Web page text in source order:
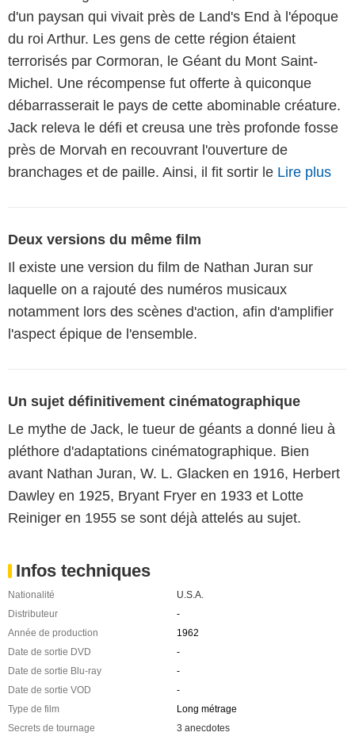
d'un paysan qui vivait près de Land's End à l'époque
du roi Arthur. Les gens de cette région étaient
terrorisés par Cormoran, le Géant du Mont Saint-
Michel. Une récompense fut offerte à quiconque
débarrasserait le pays de cette abominable créature.
Jack releva le défi et creusa une très profonde fosse
près de Morvah en recouvrant l'ouverture de
branchages et de paille. Ainsi, il fit sortir le Lire plus
Deux versions du même film
Il existe une version du film de Nathan Juran sur
laquelle on a rajouté des numéros musicaux
notamment lors des scènes d'action, afin d'amplifier
l'aspect épique de l'ensemble.
Un sujet définitivement cinématographique
Le mythe de Jack, le tueur de géants a donné lieu à
pléthore d'adaptations cinématographique. Bien
avant Nathan Juran, W. L. Glacken en 1916, Herbert
Dawley en 1925, Bryant Fryer en 1933 et Lotte
Reiniger en 1955 se sont déjà attelés au sujet.
Infos techniques
Nationalité
U.S.A.
Distributeur
-
Année de production
1962
Date de sortie DVD
-
Date de sortie Blu-ray
-
Date de sortie VOD
-
Type de film
Long métrage
Secrets de tournage
3 anecdotes